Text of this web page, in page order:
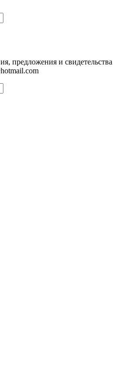
предложения и свидетельства